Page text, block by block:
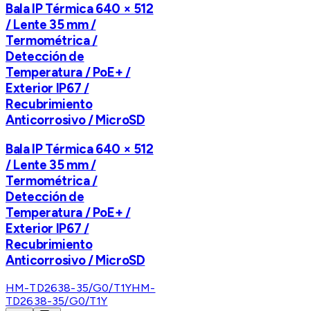
Bala IP Térmica 640 × 512
/ Lente 35 mm /
Termométrica /
Detección de
Temperatura / PoE+ /
Exterior IP67 /
Recubrimiento
Anticorrosivo / MicroSD
Bala IP Térmica 640 × 512
/ Lente 35 mm /
Termométrica /
Detección de
Temperatura / PoE+ /
Exterior IP67 /
Recubrimiento
Anticorrosivo / MicroSD
HM-TD2638-35/G0/T1YHM-
TD2638-35/G0/T1Y